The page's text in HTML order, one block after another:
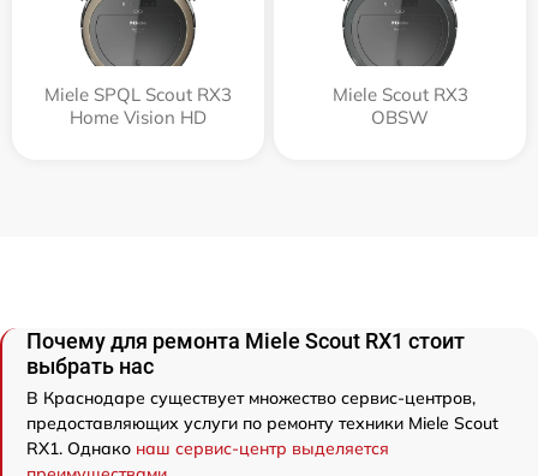
Miele SPQL Scout RX3
Home Vision HD
Miele Scout RX3
OBSW
Почему для ремонта Miele Scout RX1 стоит
выбрать нас
В Краснодаре существует множество сервис-центров,
предоставляющих услуги по ремонту техники Miele Scout
RX1. Однако наш сервис-центр выделяется